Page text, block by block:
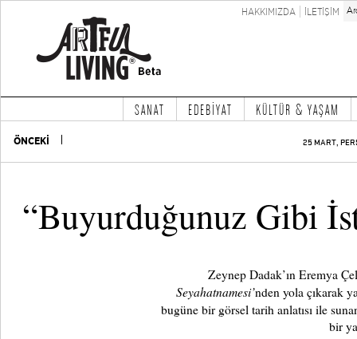
HAKKIMIZDA İLETİŞİM
SANAT EDEBİYAT KÜLTÜR & YAŞAM
ÖNCEKİ 25 MART,
“Buyurduğunuz Gibi
Zeynep Dadak’ın Eremya
Seyahatnamesi’nden yola çıkarak
bugüne bir görsel tarih anlatısı ile
bir